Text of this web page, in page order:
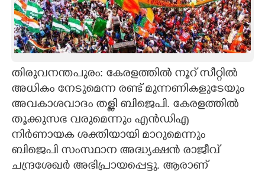
ASTRO
ZOOM
CONTACT US
തിരുവനന്തപുരം: കേരളത്തില്‍ നൂറ് സീറ്റില്‍
അധികം നേടുമെന്ന രണ്ട് മുന്നണികളുടേയും
അവകാശവാദം തള്ളി ബിജെപി. കേരളത്തില്‍
തൂക്കുസഭ വരുമെന്നും എന്‍ഡിഎ
നിര്‍ണായക ശക്തിയായി മാറുമെന്നും
ബിജെപി സംസ്ഥാന അദ്ധ്യക്ഷന്‍ രാജീവ്
ചന്ദ്രശേഖര്‍ അഭിപ്രായപ്പെട്ടു. ആരാണ്